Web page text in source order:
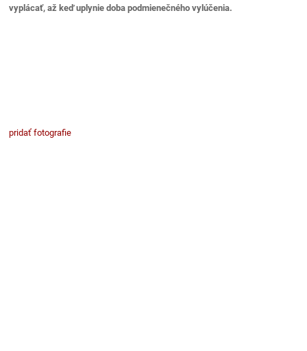
vyplácať, až keď uplynie doba podmienečného vylúčenia.
pridať fotografie